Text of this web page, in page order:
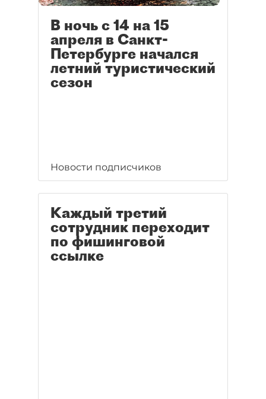
В ночь с 14 на 15
апреля в Санкт-
Петербурге начался
летний туристический
сезон
Новости подписчиков
Каждый третий
сотрудник переходит
по фишинговой
ссылке